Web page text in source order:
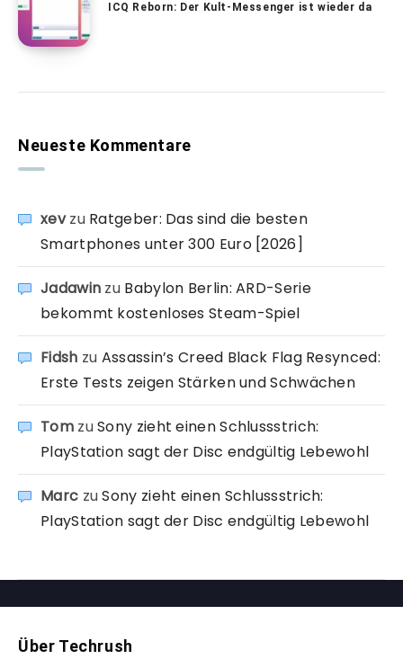
ICQ Reborn: Der Kult-Messenger ist wieder da
Neueste Kommentare
xevzu Ratgeber: Das sind die besten
Smartphones unter 300 Euro [2026]
Jadawin zu Babylon Berlin: ARD-Serie
bekommt kostenloses Steam-Spiel
Fidsh zu Assassin’s Creed Black Flag Resynced:
Erste Tests zeigen Stärken und Schwächen
TomzuSony zieht einen Schlussstrich:
PlayStation sagt der Disc endgültig Lebewohl
Marc zuSony zieht einen Schlussstrich:
PlayStation sagt der Disc endgültig Lebewohl
Über Techrush